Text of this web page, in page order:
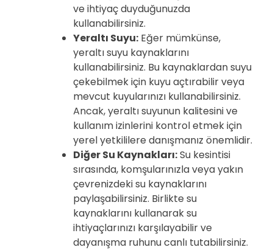
ve ihtiyaç duyduğunuzda
kullanabilirsiniz.
Yeraltı Suyu: Eğer mümkünse,
yeraltı suyu kaynaklarını
kullanabilirsiniz. Bu kaynaklardan suyu
çekebilmek için kuyu açtırabilir veya
mevcut kuyularınızı kullanabilirsiniz.
Ancak, yeraltı suyunun kalitesini ve
kullanım izinlerini kontrol etmek için
yerel yetkililere danışmanız önemlidir.
Diğer Su Kaynakları:Su kesintisi
sırasında, komşularınızla veya yakın
çevrenizdeki su kaynaklarını
paylaşabilirsiniz. Birlikte su
kaynaklarını kullanarak su
ihtiyaçlarınızı karşılayabilir ve
dayanışma ruhunu canlı tutabilirsiniz.